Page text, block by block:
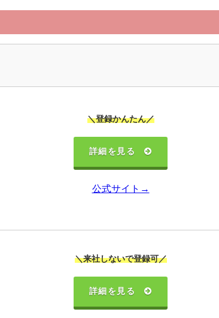
＼登録かんたん／
詳細を見る
公式サイト→
＼来社しないで登録可／
詳細を見る